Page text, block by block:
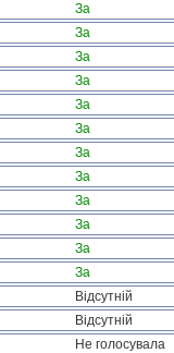
За
За
За
За
За
За
За
За
За
За
За
За
Відсутній
Відсутній
Не голосувала